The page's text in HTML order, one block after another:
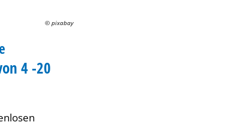
© pixabay
4 -20